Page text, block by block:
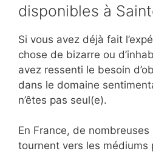
disponibles à
Si vous avez déjà fait
chose de bizarre ou
avez ressenti le besoin
dans le domaine
n’êtes pas seul(e).
En France, de nombreuses
tournent vers les médiums